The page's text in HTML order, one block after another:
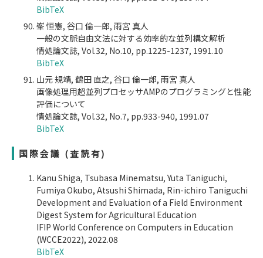
BibTeX
峯 恒憲, 谷口 倫一郎, 雨宮 真人
一般の文脈自由文法に対する効率的な並列構文解析
情処論文誌, Vol.32, No.10, pp.1225-1237, 1991.10
BibTeX
山元 規靖, 鶴田 直之, 谷口 倫一郎, 雨宮 真人
画像処理用超並列プロセッサAMPのプログラミングと性能
評価について
情処論文誌, Vol.32, No.7, pp.933-940, 1991.07
BibTeX
国際会議 (査読有)
Kanu Shiga, Tsubasa Minematsu, Yuta Taniguchi,
Fumiya Okubo, Atsushi Shimada, Rin-ichiro Taniguchi
Development and Evaluation of a Field Environment
Digest System for Agricultural Education
IFIP World Conference on Computers in Education
(WCCE2022), 2022.08
BibTeX